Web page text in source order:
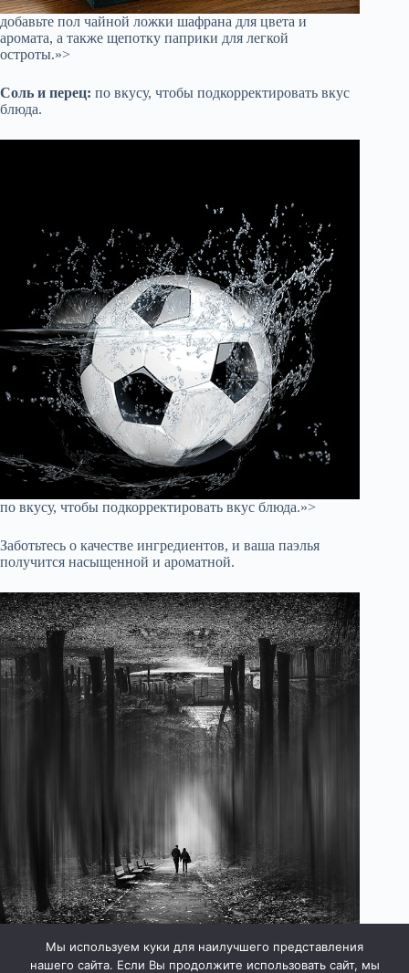
добавьте пол чайной ложки шафрана для цвета и
аромата, а также щепотку паприки для легкой
остроты.»>
Соль и перец: по вкусу, чтобы подкорректировать вкус
блюда.
по вкусу, чтобы подкорректировать вкус блюда.»>
Заботьтесь о качестве ингредиентов, и ваша паэлья
получится насыщенной и ароматной.
Мы используем куки для наилучшего представления
нашего сайта. Если Вы продолжите использовать сайт, мы